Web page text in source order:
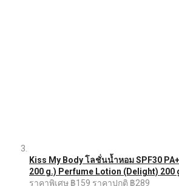
Kiss My Body โลชั่นน้ำหอม SPF30
200 g.) Perfume Lotion (Delight) 200
ราคาพิเศษ ฿159 ราคาปกติ ฿289